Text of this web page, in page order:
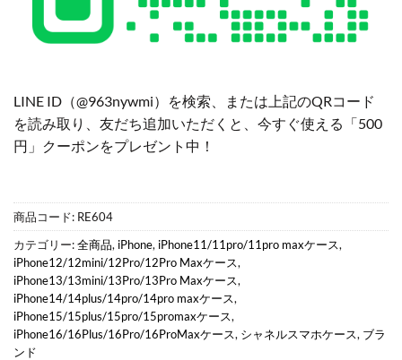
LINE ID（@963nywmi）を検索、または上記のQRコード
を読み取り、友だち追加いただくと、今すぐ使える「500
円」クーポンをプレゼント中！
商品コード: RE604
カテゴリー:全商品, iPhone, iPhone11/11pro/11pro maxケース,
iPhone12/12mini/12Pro/12Pro Maxケース,
iPhone13/13mini/13Pro/13Pro Maxケース,
iPhone14/14plus/14pro/14pro maxケース,
iPhone15/15plus/15pro/15promaxケース,
iPhone16/16Plus/16Pro/16ProMaxケース, シャネルスマホケース, ブラ
ンド